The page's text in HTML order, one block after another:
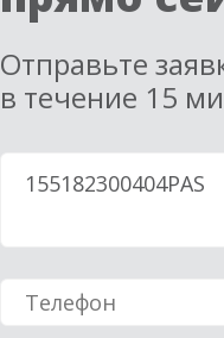
Отправьте
в течение 15